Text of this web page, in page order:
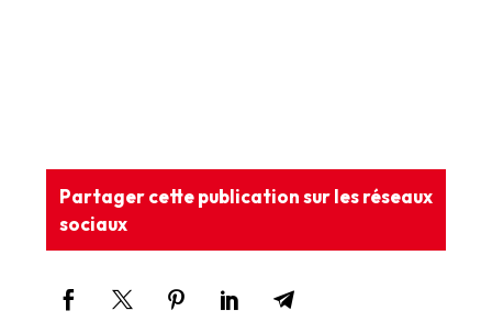
Partager cette publication sur les réseaux
sociaux